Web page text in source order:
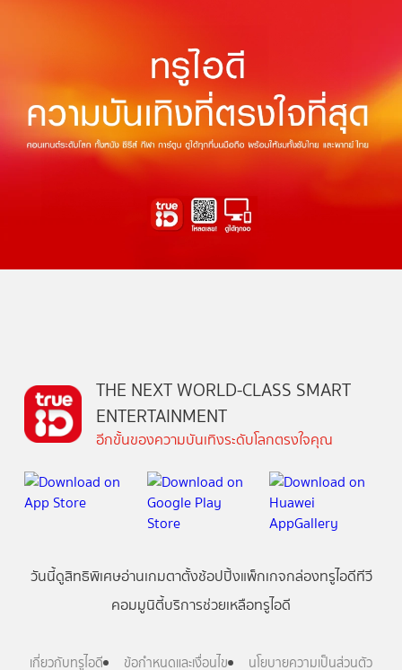
THE NEXT WORLD-CLASS SMART
ENTERTAINMENT
อีกขั้นของความบันเทิงระดับโลกตรงใจคุณ
วันนี้ดูสิทธิพิเศษอ่านเกมตาตั้งช้อปปิ้งแพ็กเกจกล่องทรูไอดีทีวี
คอมมูนิตี้บริการช่วยเหลือทรูไอดี
เกี่ยวกับทรูไอดี ข้อกำหนดและเงื่อนไข นโยบายความเป็นส่วนตัว